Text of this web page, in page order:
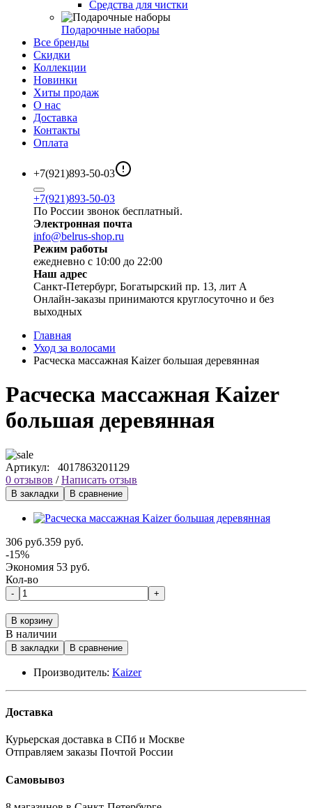
Средства для чистки
Подарочные наборы
Все бренды
Скидки
Коллекции
Новинки
Хиты продаж
О нас
Доставка
Контакты
Оплата
+7(921)893-50-03
+7(921)893-50-03
По России звонок бесплатный.
Электронная почта
info@belrus-shop.ru
Режим работы
ежедневно с 10:00 до 22:00
Наш адрес
Санкт-Петербург, Богатырский пр. 13, лит А
Онлайн-заказы принимаются круглосуточно и без
выходных
Главная
Уход за волосами
Расческа массажная Kaizer большая деревянная
Расческа массажная Kaizer
большая деревянная
Артикул: 4017863201129
0 отзывов /Написать отзыв
В закладки В сравнение
306 руб.359 руб.
-15%
Экономия 53 руб.
Кол-во
- +
В корзину
В наличии
В закладки В сравнение
Производитель: Kaizer
Доставка
Курьерская доставка в СПб и Москве
Отправляем заказы Почтой России
Самовывоз